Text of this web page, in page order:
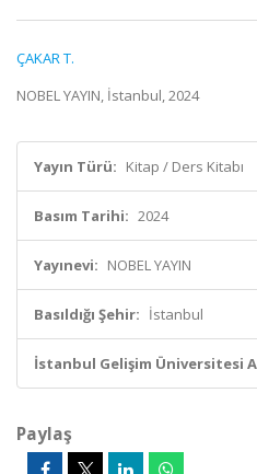
ÇAKAR T.
NOBEL YAYIN, İstanbul, 2024
Yayın Türü: Kitap / Ders Kitabı
Basım Tarihi: 2024
Yayınevi: NOBEL YAYIN
Basıldığı Şehir: İstanbul
İstanbul Gelişim Üniversitesi
Paylaş